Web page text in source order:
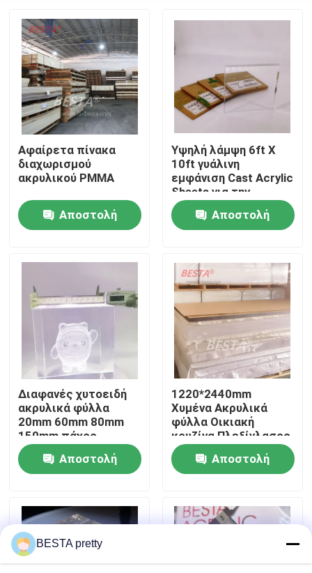
Σπίτι
Προϊόντα
Σχετικά με εμάς
Επισκέψεις στο εργοστάσιο
Έλεγχος ποιότητας
Επικοινωνήστε μαζί μας
Ειδήσεις
Υποθέσεις
Ζητήστε μια προσφορά
Αφαίρετα πίνακα
διαχωρισμού
ακρυλικού PMMA
Αποστολή
Υψηλή λάμψη 6ft X
10ft γυάλινη
εμφάνιση Cast Acrylic
Sheets για την
κατασκευή επίπλων
Αποστολή
Διαφανές χυτοειδή
ακρυλικά φύλλα
20mm 60mm 80mm
150mm πάχος
Αποστολή
1220*2440mm
Χυμένα Ακρυλικά
φύλλα Οικιακή
κουζίνα Πλεξίγλασος
Πίνακες διαχωρισμού
OEM
Αποστολή
BESTA pretty